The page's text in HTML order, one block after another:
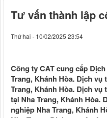
Tư vấn thành lập
Thứ hai - 10/02/2025 23:54
Công ty CAT cung cấp
Trang, Khánh Hòa. Dịch vụ
Trang, Khánh Hòa. Dịch
tại Nha Trang, Khánh Hòa.
nghiệp Nha Trang, Khánh